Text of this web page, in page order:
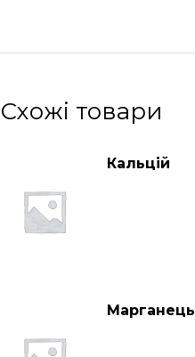
Схожі товари
Кальцій
Марганець